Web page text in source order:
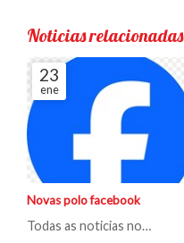
Noticias relacionadas
23
ene
Novas polo facebook
Todas as noticias no